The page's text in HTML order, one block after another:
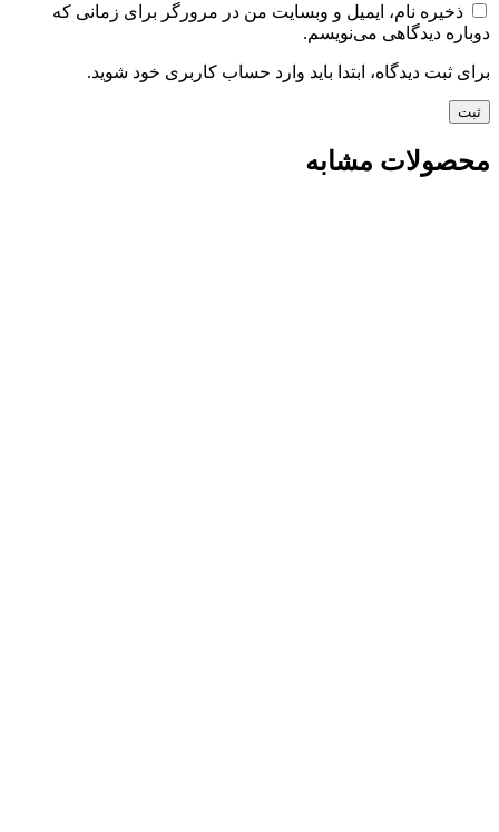
ذخیره نام، ایمیل و وبسایت من در مرورگر برای زمانی که
دوباره دیدگاهی می‌نویسم.
برای ثبت دیدگاه، ابتدا باید وارد حساب کاربری خود شوید.
محصولات مشابه